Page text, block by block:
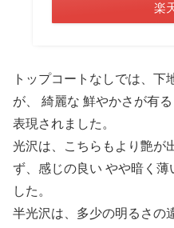
楽
トップコートなしでは、下
が、 綺麗な 鮮やかさが有
表現されました。
光沢は、こちらもより艶が
ず、感じの良い やや暗く薄
した。
半光沢は、多少の明るさの